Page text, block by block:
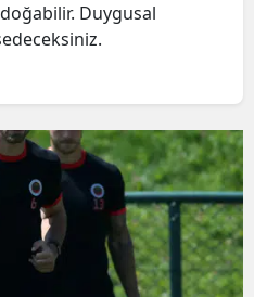
Duygusal